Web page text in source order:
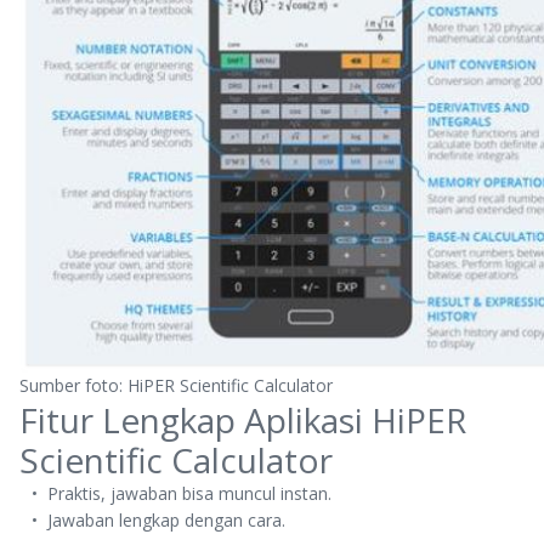
Sumber foto: HiPER Scientific Calculator
Fitur Lengkap Aplikasi HiPER
Scientific Calculator
Praktis, jawaban bisa muncul instan.
Jawaban lengkap dengan cara.